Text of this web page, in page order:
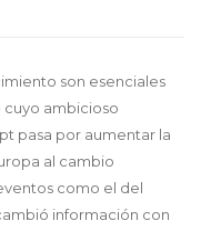
son esenciales
cuyo ambicioso
pasa por aumentar la
al cambio
como el del
información con